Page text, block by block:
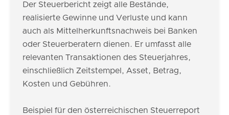
Der Steuerbericht zeigt alle Bestände,
realisierte Gewinne und Verluste und kann
auch als Mittelherkunftsnachweis bei Banken
oder Steuerberatern dienen. Er umfasst alle
relevanten Transaktionen des Steuerjahres,
einschließlich Zeitstempel, Asset, Betrag,
Kosten und Gebühren.
Beispiel für den österreichischen Steuerreport